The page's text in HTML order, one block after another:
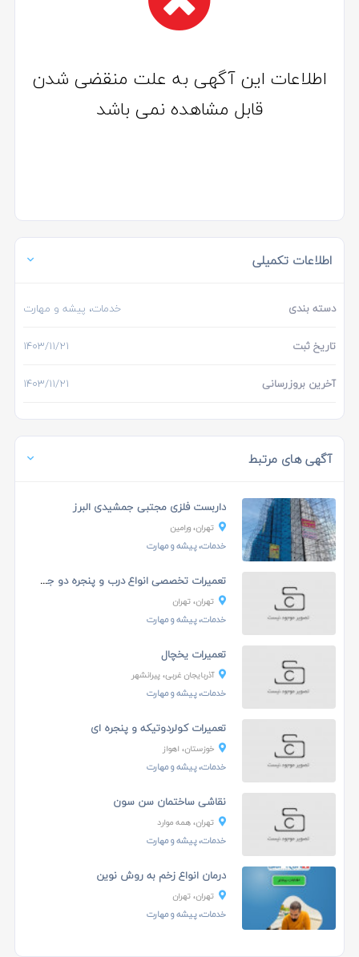
اطلاعات این آگهی به علت منقضی شدن
قابل مشاهده نمی باشد
اطلاعات تکمیلی
دسته بندی خدمات، پیشه و مهارت
تاریخ ثبت ۱۴۰۳/۱۱/۲۱
آخرین بروزرسانی ۱۴۰۳/۱۱/۲۱
آگهی های مرتبط
داربست فلزی مجتبی جمشیدی البرز
تهران، ورامين
خدمات، پیشه و مهارت
تعمیرات تخصصی انواع درب و پنجره دو جداره
تهران، تهران
خدمات، پیشه و مهارت
تعمیرات یخچال
آذربایجان غربی، پیرانشهر
خدمات، پیشه و مهارت
تعمیرات کولردوتیکه و پنجره ای
خوزستان، اهواز
خدمات، پیشه و مهارت
نقاشی ساختمان سن سون
تهران، همه موارد
خدمات، پیشه و مهارت
درمان انواع زخم به روش نوین
تهران، تهران
خدمات، پیشه و مهارت